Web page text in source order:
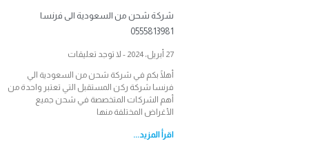
شركة شحن من السعودية الى فرنسا
0555813981
27 أبريل، 2024 لا توجد تعليقات
أهلًا بكم في شركة شحن من السعودية الي
فرنسا شركة ركن المستقبل التي تعتبر واحدة من
أهم الشركات المتخصصة في شحن جميع
الأغراض المختلفة منها
اقرأ المزيد...